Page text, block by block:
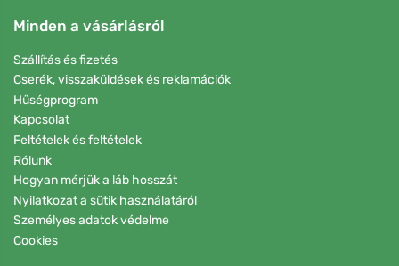
Minden a vásárlásról
Szállítás és fizetés
Cserék, visszaküldések és reklamációk
Hűségprogram
Kapcsolat
Feltételek és feltételek
Rólunk
Hogyan mérjük a láb hosszát
Nyilatkozat a sütik használatáról
Személyes adatok védelme
Cookies